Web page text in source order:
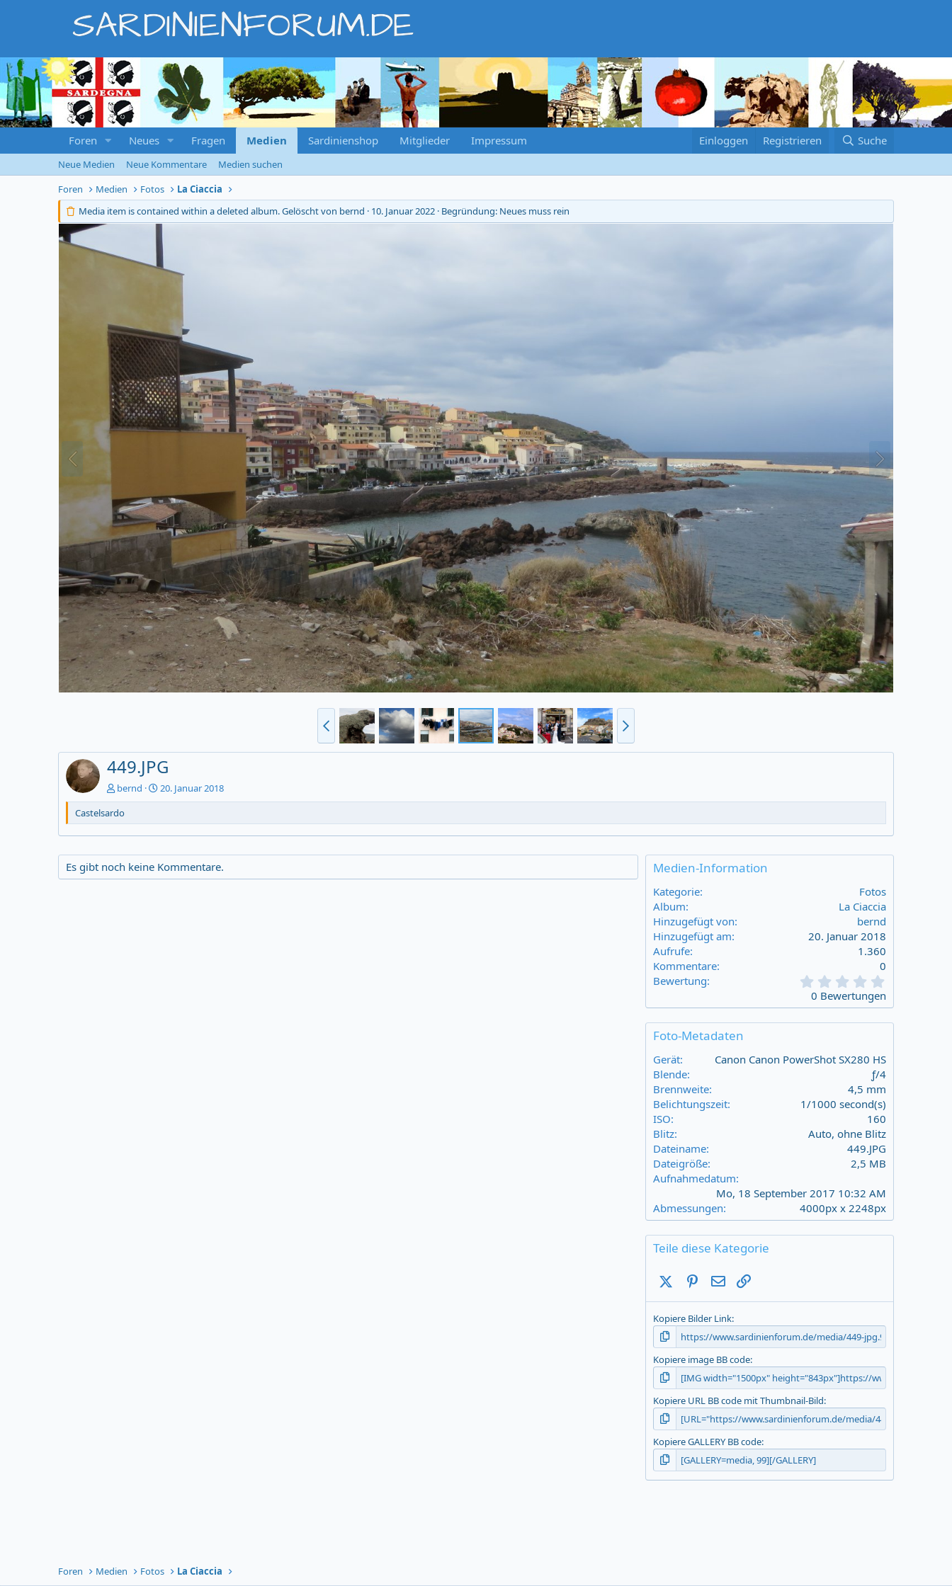
SARDINIENFORUM.DE
Foren Neues Fragen Medien Sardinienshop Mitglieder Impressum Einloggen Registrieren Suche
Neue Medien Neue Kommentare
Medien suchen
Foren
Medien Fotos
La Ciaccia
Media item is contained within a deleted album.Gelöscht von bernd 10. Januar 2022 Begründung: Neues muss rein
449.JPG
bernd
20. Januar 2018
Castelsardo
Es gibt noch keine Kommentare. Medien-Information
Kategorie
Fotos
Album
La Ciaccia
Hinzugefügt von
bernd
Hinzugefügt am
20. Januar 2018
Aufrufe
1.360
Kommentare
0
Bewertung
0
0
a
0 Bewertungen
Foto-Metadaten
Gerät
Canon Canon PowerShot SX280 HS
Blende
ƒ/4
Brennweite
4,5 mm
Belichtungszeit
1/1000 second(s)
ISO
160
Blitz
Auto, ohne Blitz
Dateiname
449.JPG
Dateigröße
2,5 MB
Aufnahmedatum
Mo, 18 September 2017 10:32 AM
Abmessungen
4000px x 2248px
Teile diese Kategorie
X (Twitter)Pinterest
E-Mail
Kopiere Bilder Link
Kopiere image BB code
Kopiere URL BB code mit Thumbnail-Bild
Kopiere GALLERY BB code
Foren Medien Fotos La Ciaccia